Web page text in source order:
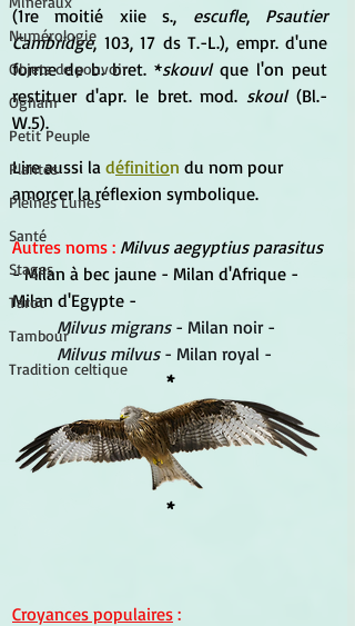
Numérologie
Objets de pouvoir
Ogham
Petit Peuple
Plantes
Pleines Lunes
Santé
Stages
Tarot
Tambour
Tradition celtique
(1re moitié xiie s., escufle, Psautier
Cambridge, 103, 17 ds T.-L.), empr. d'une
forme de b. bret. *skouvl que l'on peut
restituer d'apr. le bret. mod. skoul (Bl.-
W.5).
Lire aussi la définition du nom pour
amorcer la réflexion symbolique.
Autres noms : Milvus aegyptius parasitus
- Milan à bec jaune - Milan d'Afrique -
Milan d'Egypte -
Milvus migrans - Milan noir -
Milvus milvus - Milan royal -
*
*
Croyances populaires :